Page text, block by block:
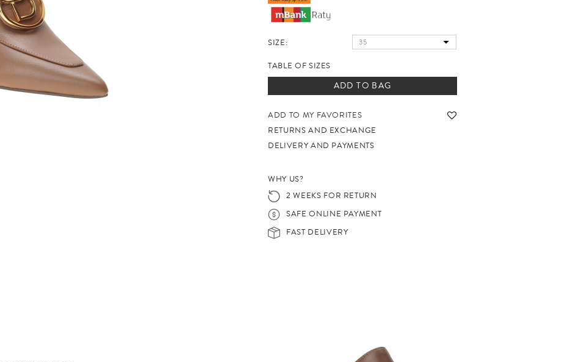
SIZE:
TABLE OF SIZES
ADD TO BAG
ADD TO MY FAVORITES
RETURNS AND EXCHANGE
DELIVERY AND PAYMENTS
WHY US?
2 WEEKS FOR RETURN
SAFE ONLINE PAYMENT
FAST DELIVERY